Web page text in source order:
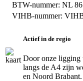
BTW-nummer: NL
VIHB-nummer:
Actief in de regio
Door onze ligging
langs de A4 zijn
en Noord Brabant.